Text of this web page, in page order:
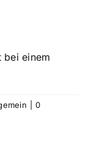
bei einem
0